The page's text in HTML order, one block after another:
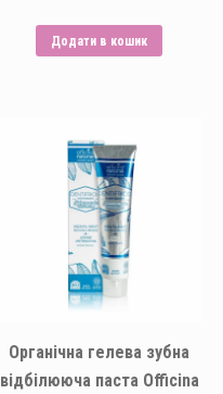
Додати в кошик
Органічна гелева зубна
відбілююча паста Officina